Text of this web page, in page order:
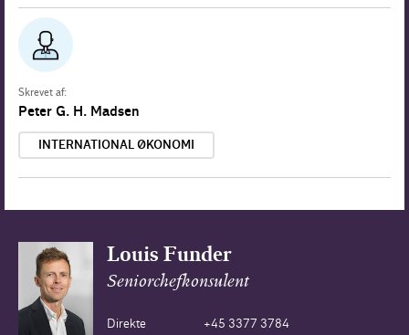
Skrevet af:
Peter G. H. Madsen
INTERNATIONAL ØKONOMI
Louis Funder
Seniorchefkonsulent
Direkte
+45 3377 3784